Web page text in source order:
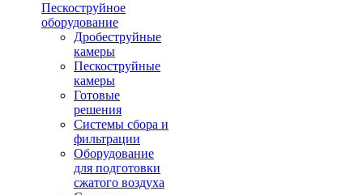
Пескоструйное
оборудование
Дробеструйные
камеры
Пескоструйные
камеры
Готовые
решения
Системы сбора и
фильтрации
Оборудование
для подготовки
сжатого воздуха